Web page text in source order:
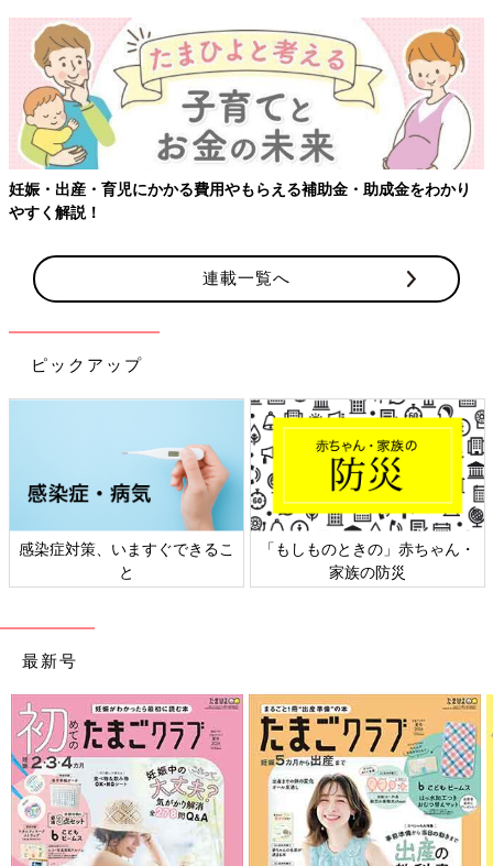
【ワクチン接種できるものも】妊婦の感染症対策、知っておいて！
連載一覧へ
ピックアップ
ん・
日本外来小児科学会リーフレッ
六星占術 細木かおりさんの
相談
最新号